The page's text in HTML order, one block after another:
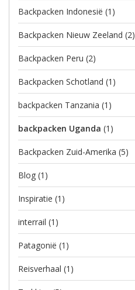
Backpacken Indonesië (1)
Backpacken Nieuw Zeeland (2)
Backpacken Peru (2)
Backpacken Schotland (1)
backpacken Tanzania (1)
backpacken Uganda (1)
Backpacken Zuid-Amerika (5)
Blog (1)
Inspiratie (1)
interrail (1)
Patagonië (1)
Reisverhaal (1)